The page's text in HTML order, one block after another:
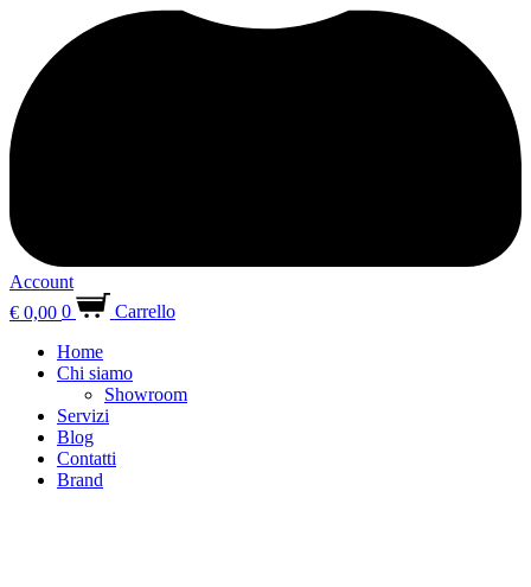
Account
€ 0,00 0
Carrello
Home
Chi siamo
Showroom
Servizi
Blog
Contatti
Brand